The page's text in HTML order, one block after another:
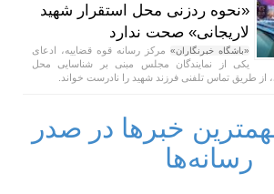
«نحوه ردزنی محل استقرار شهید
لاریجانی» صحت ندارد
«باشگاه خبرنگاران» مرکز رسانه قوه قضاییه، ادعای
یکی از نمایندگان مجلس مبنی بر شناسایی محل
از طریق تماس تلفنی فرزند شهید را نادرست خواند.
خبرها در صدر
رسانه‌ها